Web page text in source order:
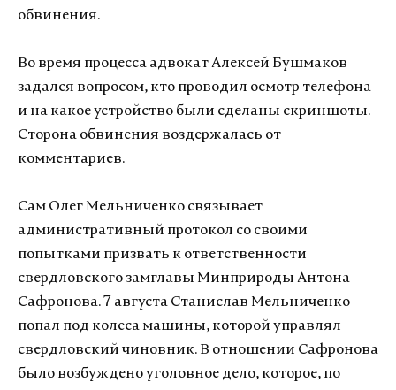
обвинения.
Во время процесса адвокат Алексей Бушмаков
задался вопросом, кто проводил осмотр телефона
и на какое устройство были сделаны скриншоты.
Сторона обвинения воздержалась от
комментариев.
Сам Олег Мельниченко связывает
административный протокол со своими
попытками призвать к ответственности
свердловского замглавы Минприроды Антона
Сафронова. 7 августа Станислав Мельниченко
попал под колеса машины, которой управлял
свердловский чиновник. В отношении Сафронова
было возбуждено уголовное дело, которое, по